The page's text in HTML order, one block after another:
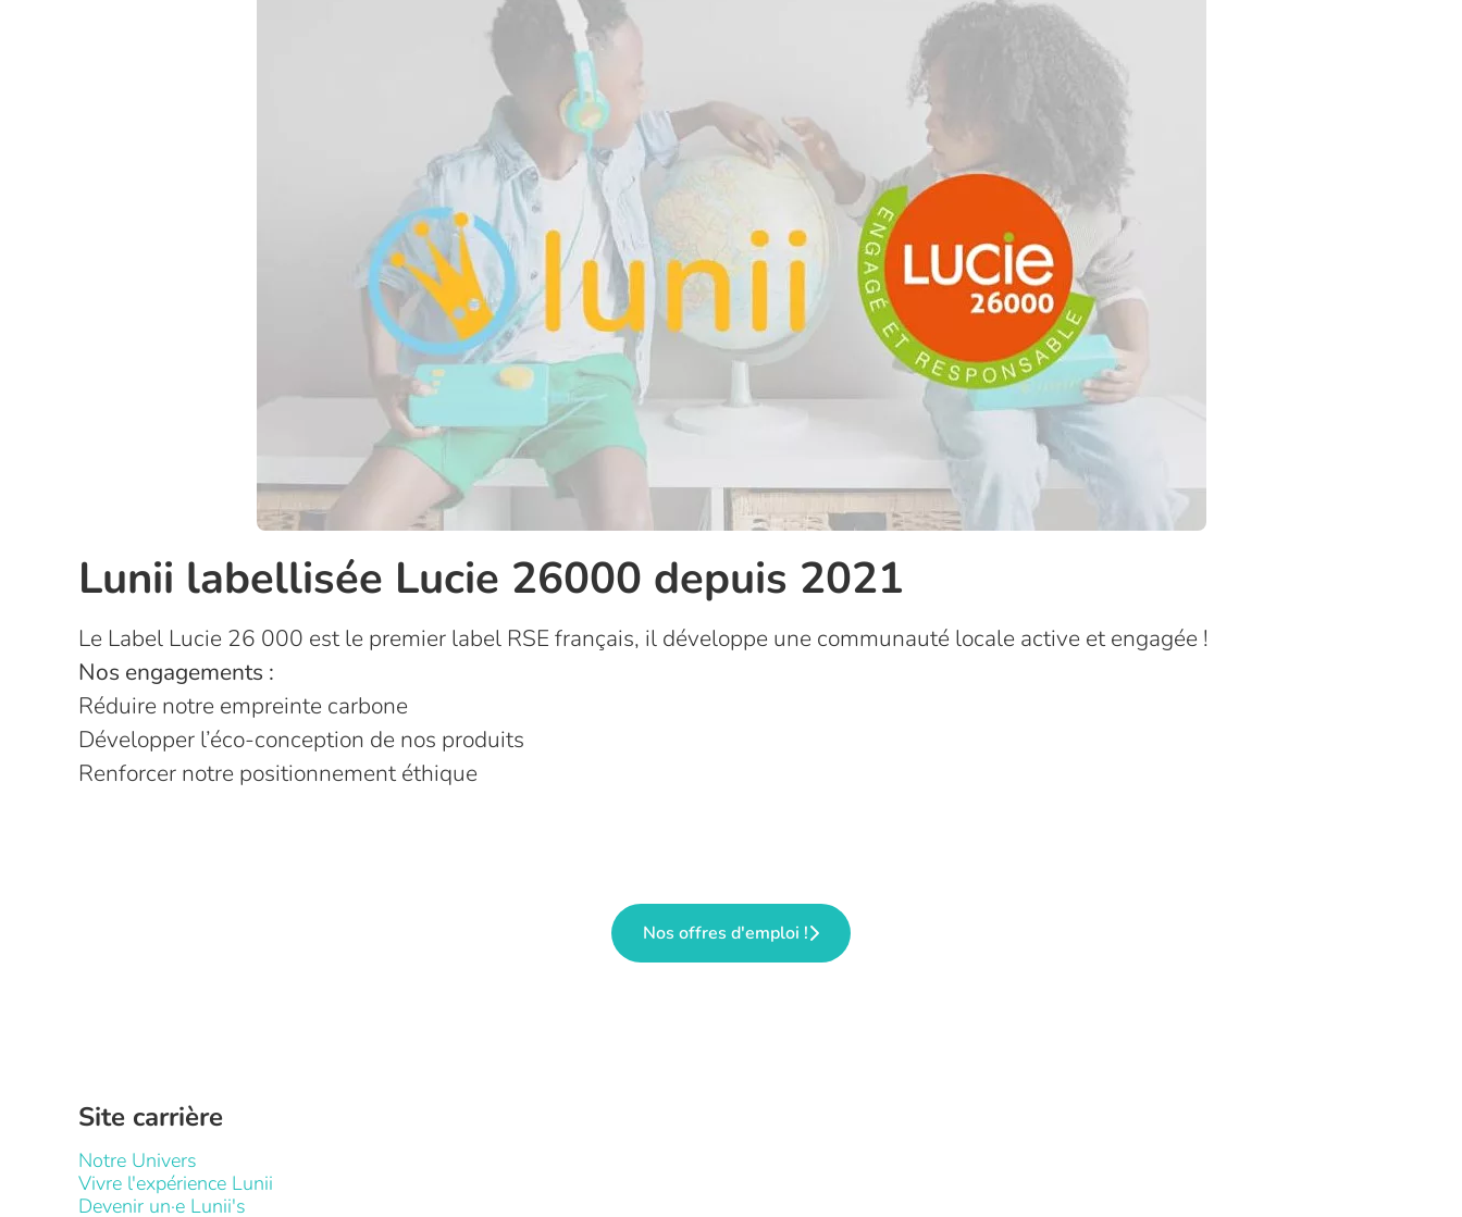
Lunii labellisée Lucie 26000 depuis 2021
Le Label Lucie 26 000 est le premier label RSE français, il développe une communauté locale active et engagée !
Nos engagements :
Réduire notre empreinte carbone
Développer l’éco-conception de nos produits
Renforcer notre positionnement éthique
Nos offres d'emploi !
Site carrière
Notre Univers
Vivre l'expérience Lunii
Devenir un·e Lunii's